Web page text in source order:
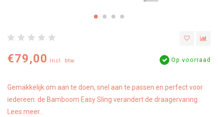
€79,00 Incl. btw Op voorraad
Gemakkelijk om aan te doen, snel aan te passen en perfect voor
iedereen: de Bamboom Easy Sling verandert de draagervaring
Lees meer..